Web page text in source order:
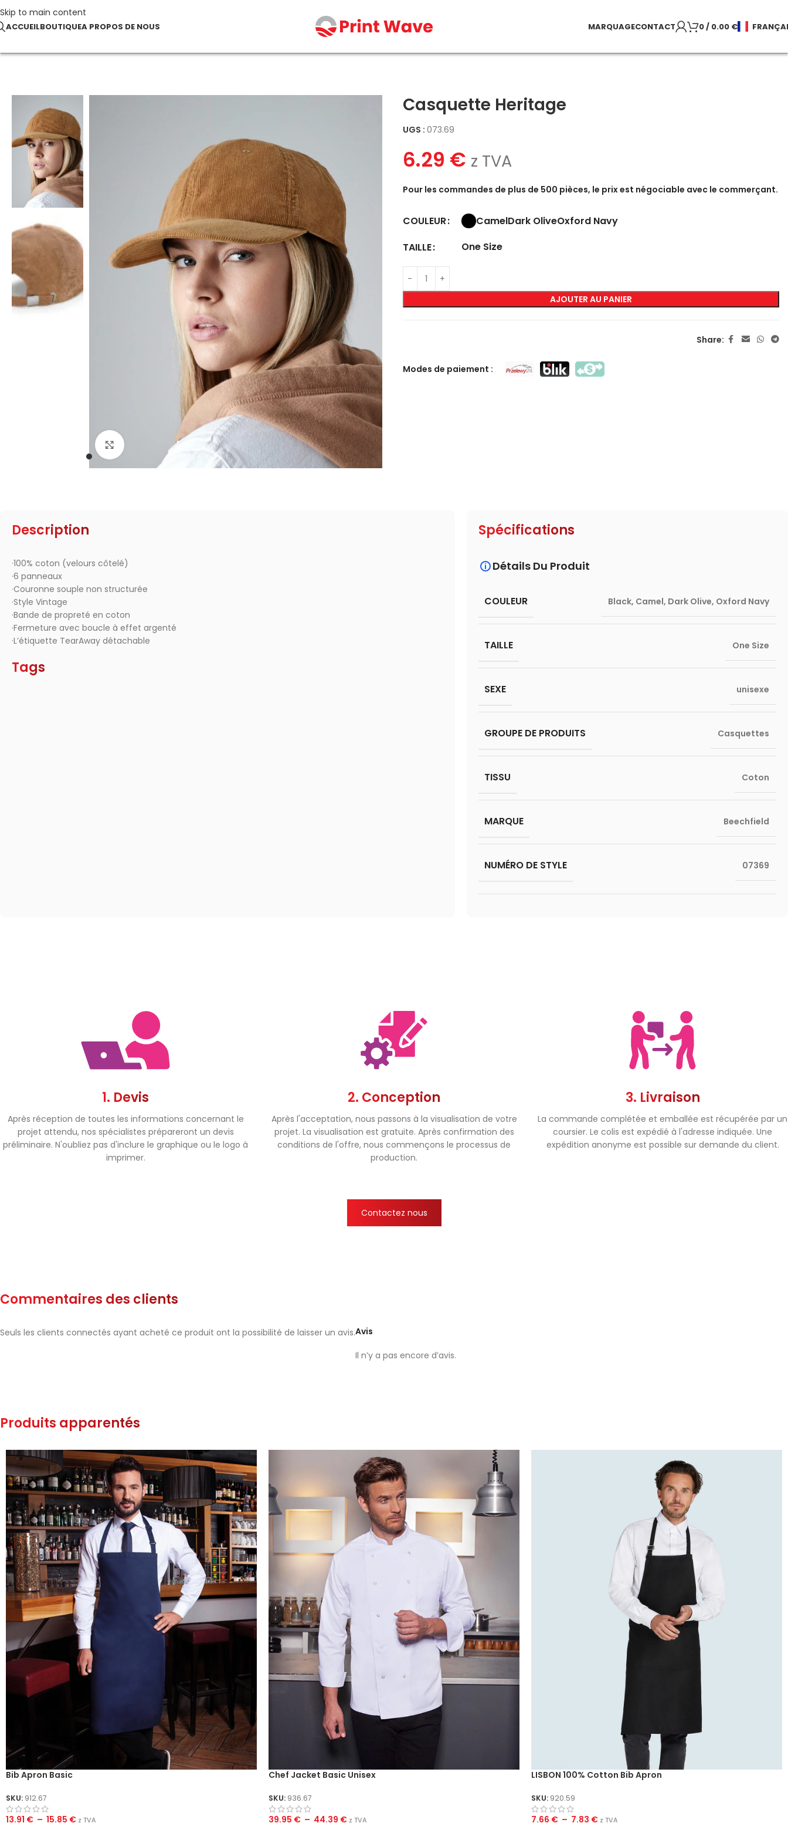
Skip to main content
ACCUEILBOUTIQUEA PROPOS DE NOUS MARQUAGE
MARQUAGE
DTF
Sublimation
CONTACT 0/ 0.00 €
Click to enlarge
Casquette Heritage
UGS : 073.69
6.29 € z TVA
Pour les commandes de plus de 500 pièces, le prix est négociable avec le commerçant.
COULEUR CamelDark OliveOxford Navy
TAILLE
One Size
AJOUTER AU PANIER
Share:
Modes de paiement :
Description
·100% coton (velours côtelé)
·6 panneaux
·Couronne souple non structurée
·Style Vintage
·Bande de propreté en coton
·Fermeture avec boucle à effet argenté
·L’étiquette TearAway détachable
Tags
Spécifications
Détails Du Produit
COULEUR Black, Camel, Dark Olive, Oxford Navy
TAILLE One Size
SEXE unisexe
GROUPE DE PRODUITS Casquettes
TISSU Coton
MARQUE Beechfield
NUMÉRO DE STYLE 07369
1. Devis
Après réception de toutes les informations concernant le
projet attendu, nos spécialistes prépareront un devis
préliminaire. N'oubliez pas d'inclure le graphique ou le logo à
imprimer.
2. Conception
Après l'acceptation, nous passons à la visualisation de votre
projet. La visualisation est gratuite. Après confirmation des
conditions de l'offre, nous commençons le processus de
production.
3. Livraison
La commande complétée et emballée est récupérée par un
coursier. Le colis est expédié à l'adresse indiquée. Une
expédition anonyme est possible sur demande du client.
Contactez nous
Commentaires des clients
Avis
Il n’y a pas encore d’avis.
Seuls les clients connectés ayant acheté ce produit ont la possibilité de laisser un avis.
Produits apparentés
Bib Apron Basic
SKU: 912.67
13.91 € – 15.85 € z TVA
Chef Jacket Basic Unisex
SKU: 936.67
39.95 € – 44.39 € z TVA
LISBON 100% Cotton Bib Apron
SKU: 920.59
7.66 € – 7.83 € z TVA